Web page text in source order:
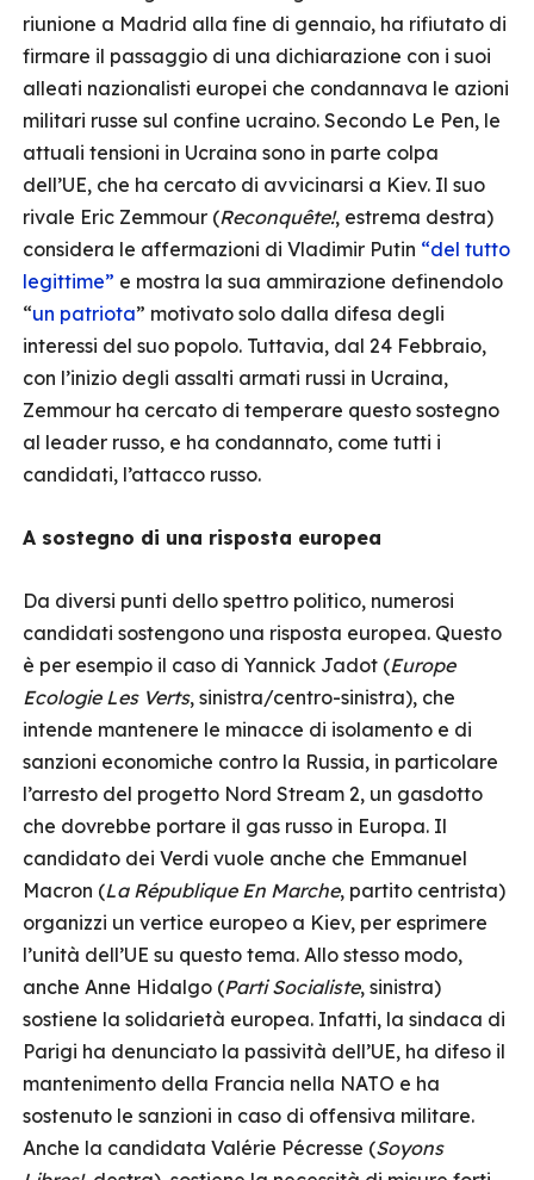
riunione a Madrid alla fine di gennaio, ha rifiutato di
firmare il passaggio di una dichiarazione con i suoi
alleati nazionalisti europei che condannava le azioni
militari russe sul confine ucraino. Secondo Le Pen, le
attuali tensioni in Ucraina sono in parte colpa
dell’UE, che ha cercato di avvicinarsi a Kiev. Il suo
rivale Eric Zemmour (Reconquête!, estrema destra)
considera le affermazioni di Vladimir Putin “del tutto
legittime” e mostra la sua ammirazione definendolo
“un patriota” motivato solo dalla difesa degli
interessi del suo popolo. Tuttavia, dal 24 Febbraio,
con l’inizio degli assalti armati russi in Ucraina,
Zemmour ha cercato di temperare questo sostegno
al leader russo, e ha condannato, come tutti i
candidati, l’attacco russo.
A sostegno di una risposta europea
Da diversi punti dello spettro politico, numerosi
candidati sostengono una risposta europea. Questo
è per esempio il caso di Yannick Jadot (Europe
Ecologie Les Verts, sinistra/centro-sinistra), che
intende mantenere le minacce di isolamento e di
sanzioni economiche contro la Russia, in particolare
l’arresto del progetto Nord Stream 2, un gasdotto
che dovrebbe portare il gas russo in Europa. Il
candidato dei Verdi vuole anche che Emmanuel
Macron (La République En Marche, partito centrista)
organizzi un vertice europeo a Kiev, per esprimere
l’unità dell’UE su questo tema. Allo stesso modo,
anche Anne Hidalgo (Parti Socialiste, sinistra)
sostiene la solidarietà europea. Infatti, la sindaca di
Parigi ha denunciato la passività dell’UE, ha difeso il
mantenimento della Francia nella NATO e ha
sostenuto le sanzioni in caso di offensiva militare.
Anche la candidata Valérie Pécresse (Soyons